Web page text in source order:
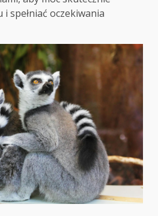
spełniać oczekiwania